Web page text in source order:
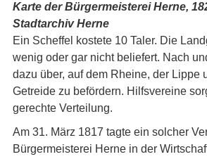
Karte der Bürgermeisterei Herne,
Stadtarchiv Herne
Ein Scheffel kostete 10 Taler. Die
wenig oder gar nicht beliefert. Nach
dazu über, auf dem Rheine, der Lippe
Getreide zu befördern. Hilfsvereine
gerechte Verteilung.
Am 31. März 1817 tagte ein solcher
Bürgermeisterei Herne in der